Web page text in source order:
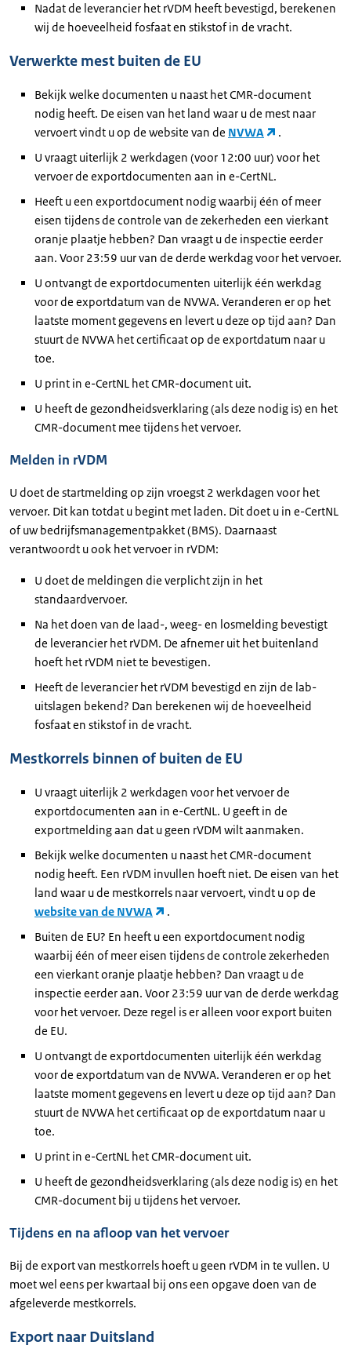
Nadat de leverancier het rVDM heeft bevestigd, berekenen
wij de hoeveelheid fosfaat en stikstof in de vracht.
Verwerkte mest buiten de EU
Bekijk welke documenten u naast het CMR-document
nodig heeft. De eisen van het land waar u de mest naar
vervoert vindt u op de website van de NVWA
.
U vraagt uiterlijk 2 werkdagen (voor 12:00 uur) voor het
vervoer de exportdocumenten aan in e-CertNL.
Heeft u een exportdocument nodig waarbij één of meer
eisen tijdens de controle van de zekerheden een vierkant
oranje plaatje hebben? Dan vraagt u de inspectie eerder
aan. Voor 23:59 uur van de derde werkdag voor het vervoer.
U ontvangt de exportdocumenten uiterlijk één werkdag
voor de exportdatum van de NVWA. Veranderen er op het
laatste moment gegevens en levert u deze op tijd aan? Dan
stuurt de NVWA het certificaat op de exportdatum naar u
toe.
U print in e-CertNL het CMR-document uit.
U heeft de gezondheidsverklaring (als deze nodig is) en het
CMR-document mee tijdens het vervoer.
Melden in rVDM
U doet de startmelding op zijn vroegst 2 werkdagen voor het
vervoer. Dit kan totdat u begint met laden. Dit doet u in e-CertNL
of uw bedrijfsmanagementpakket (BMS). Daarnaast
verantwoordt u ook het vervoer in rVDM:
U doet de meldingen die verplicht zijn in het
standaardvervoer.
Na het doen van de laad-, weeg- en losmelding bevestigt
de leverancier het rVDM. De afnemer uit het buitenland
hoeft het rVDM niet te bevestigen.
Heeft de leverancier het rVDM bevestigd en zijn de lab-
uitslagen bekend? Dan berekenen wij de hoeveelheid
fosfaat en stikstof in de vracht.
Mestkorrels binnen of buiten de EU
U vraagt uiterlijk 2 werkdagen voor het vervoer de
exportdocumenten aan in e-CertNL. U geeft in de
exportmelding aan dat u geen rVDM wilt aanmaken.
Bekijk welke documenten u naast het CMR-document
nodig heeft. Een rVDM invullen hoeft niet. De eisen van het
land waar u de mestkorrels naar vervoert, vindt u op de
website van de NVWA
.
Buiten de EU? En heeft u een exportdocument nodig
waarbij één of meer eisen tijdens de controle zekerheden
een vierkant oranje plaatje hebben? Dan vraagt u de
inspectie eerder aan. Voor 23:59 uur van de derde werkdag
voor het vervoer. Deze regel is er alleen voor export buiten
de EU.
U ontvangt de exportdocumenten uiterlijk één werkdag
voor de exportdatum van de NVWA. Veranderen er op het
laatste moment gegevens en levert u deze op tijd aan? Dan
stuurt de NVWA het certificaat op de exportdatum naar u
toe.
U print in e-CertNL het CMR-document uit.
U heeft de gezondheidsverklaring (als deze nodig is) en het
CMR-document bij u tijdens het vervoer.
Tijdens en na afloop van het vervoer
Bij de export van mestkorrels hoeft u geen rVDM in te vullen. U
moet wel eens per kwartaal bij ons een opgave doen van de
afgeleverde mestkorrels.
Export naar Duitsland